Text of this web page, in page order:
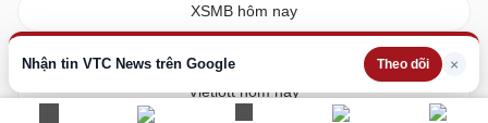
Nhận tin VTC News trên Google Theo dõi ×
XSMB hôm nay
Vietlott hôm nay